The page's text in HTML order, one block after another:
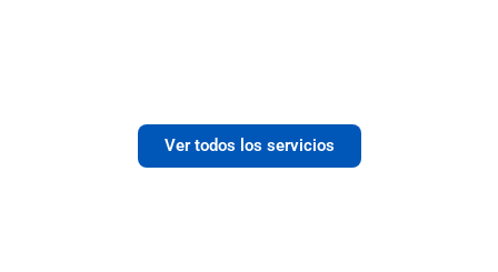
Ver todos los servicios